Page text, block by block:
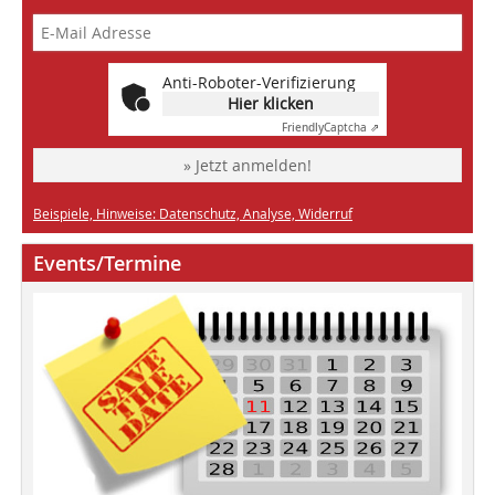
Anti-Roboter-Verifizierung
Hier klicken
FriendlyCaptcha ⇗
» Jetzt anmelden!
Beispiele, Hinweise: Datenschutz, Analyse, Widerruf
Events/Termine